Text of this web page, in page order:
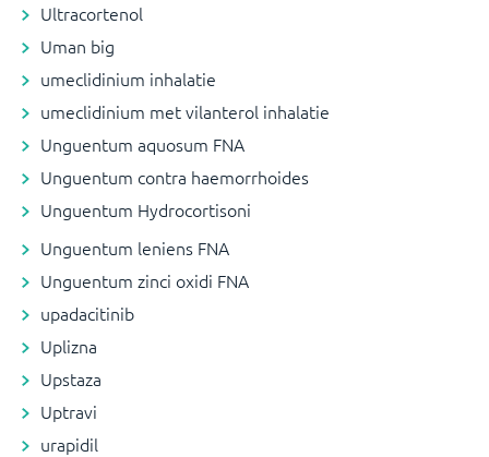
Ultracortenol
Uman big
umeclidinium inhalatie
umeclidinium met vilanterol inhalatie
Unguentum aquosum FNA
Unguentum contra haemorrhoides
Unguentum Hydrocortisoni
Unguentum leniens FNA
Unguentum zinci oxidi FNA
upadacitinib
Uplizna
Upstaza
Uptravi
urapidil